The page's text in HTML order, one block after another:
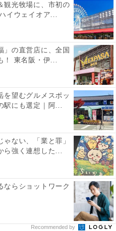
価格
変動します
ウト
可能性があります
気ホテル】「インフィニート
紀白浜」は空と海が一体とな
力
観光牧場に、市初の
イウェイオア...
」の直営店に、全国
！ 東名阪・伊...
を望むグルメスポッ
駅にも選定｜阿...
ない、「業と罪」
ら強く連想した...
ならショットワーク
Recommended by